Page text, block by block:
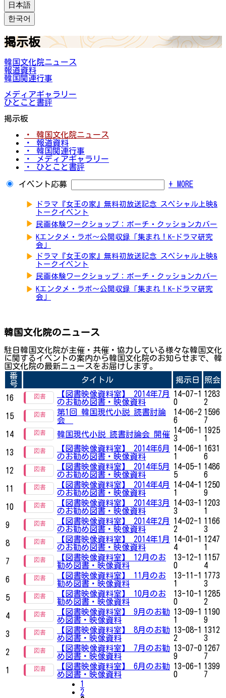
日本語
한국어
掲示板
韓国文化院ニュース
報道資料
韓国関連行事
メディアギャラリー
ひとこと書評
掲示板
・ 韓国文化院ニュース
・ 報道資料
・ 韓国関連行事
・ メディアギャラリー
・ ひとこと書評
イベント応募 + MORE
▶
ドラマ『女王の家』無料初放送記念 スペシャル上映&
トークイベント
▶ 民画体験ワークショップ：ポーチ・クッションカバー
▶ Kエンタメ・ラボ～公開収録「集まれ！K-ドラマ研究
会」
▶
ドラマ『女王の家』無料初放送記念 スペシャル上映&
トークイベント
▶ 民画体験ワークショップ：ポーチ・クッションカバー
▶ Kエンタメ・ラボ～公開収録「集まれ！K-ドラマ研究
会」
韓国文化院のニュース
駐日韓国文化院が主催・共催・協力している様々な韓国文化
に関するイベントの案内から韓国文化院のお知らせまで、韓
国文化院の最新ニュースをお届けします。
番
号
タイトル 掲示日 照会
16
【図書映像資料室】 2014年7月
のお勧め図書・映像資料
14-07-1
0
1283
2
15
第1回 韓国現代小説 読書討論
会
14-06-2
6
1596
7
14
韓国現代小説 読書討論会 開催 14-06-1
3
1925
1
13
【図書映像資料室】 2014年6月
のお勧め図書・映像資料
14-06-1
1
1631
6
12
【図書映像資料室】 2014年5月
のお勧め図書・映像資料
14-05-1
5
1486
6
11
【図書映像資料室】 2014年4月
のお勧め図書・映像資料
14-04-1
1
1250
9
10
【図書映像資料室】 2014年3月
のお勧め図書・映像資料
14-03-1
3
1203
1
9
【図書映像資料室】 2014年2月
のお勧め図書・映像資料
14-02-1
2
1166
3
8
【図書映像資料室】 2014年1月
のお勧め図書・映像資料
14-01-1
4
1247
1
7
【図書映像資料室】 12月のお
勧め図書・映像資料
13-12-1
0
1157
4
6
【図書映像資料室】 11月のお
勧め図書・映像資料
13-11-1
1
1773
3
5
【図書映像資料室】 10月のお
勧め図書・映像資料
13-10-1
0
1285
2
4
【図書映像資料室】 9月のお勧
め図書・映像資料
13-09-1
1
1190
9
3
【図書映像資料室】 8月のお勧
め図書・映像資料
13-08-1
2
1312
3
2
【図書映像資料室】 7月のお勧
め図書・映像資料
13-07-0
9
1267
7
1
【図書映像資料室】 6月のお勧
め図書・映像資料
13-06-1
0
1399
7
1
2